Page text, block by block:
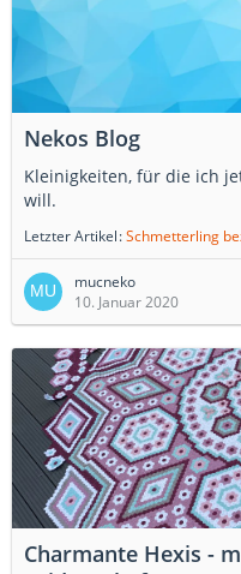
Nekos Blog
Kleinigkeiten, für die ich
will.
Letzter Artikel Schmetterling
mucneko
10. Januar 2020
Charmante Hexis -